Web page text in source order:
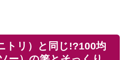
トリ）と同じ!?100均